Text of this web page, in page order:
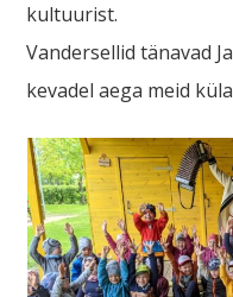
kultuurist.
Vandersellid tänavad
kevadel aega meid